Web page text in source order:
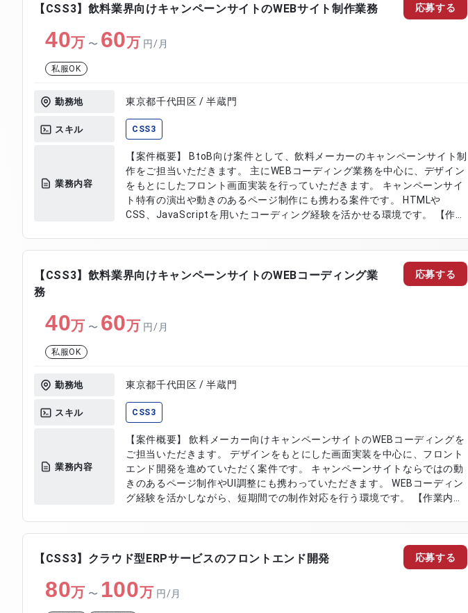
ハンドリングの実装 ・CSSアニメーションを用いたUI改善対応 ・サーバサ
【CSS3】飲料業界向けキャンペーンサイトのWEBサイト制作業務
40万 〜 60万 円/月
私服OK
勤務地 東京都千代田区 / 半蔵門
スキル CSS3
業務内容
【案件概要】 BtoB向け案件として、飲料メーカーのキャンペーンサイト制
作をご担当いただきます。 主にWEBコーディング業務を中心に、デザイン
をもとにしたフロント画面実装を行っていただきます。 キャンペーンサイ
ト特有の演出や動きのあるページ制作にも携わる案件です。 HTMLや
CSS、JavaScriptを用いたコーディング経験を活かせる環境です。 【作業
応募する
【CSS3】飲料業界向けキャンペーンサイトのWEBコーディング業
務
40万 〜 60万 円/月
私服OK
勤務地 東京都千代田区 / 半蔵門
スキル CSS3
業務内容
【案件概要】 飲料メーカー向けキャンペーンサイトのWEBコーディングを
ご担当いただきます。 デザインをもとにした画面実装を中心に、フロント
エンド開発を進めていただく案件です。 キャンペーンサイトならではの動
きのあるページ制作やUI調整にも携わっていただきます。 WEBコーディン
グ経験を活かしながら、短期間での制作対応を行う環境です。 【作業内
応募する
【CSS3】クラウド型ERPサービスのフロントエンド開発
80万 〜 100万 円/月
応募する